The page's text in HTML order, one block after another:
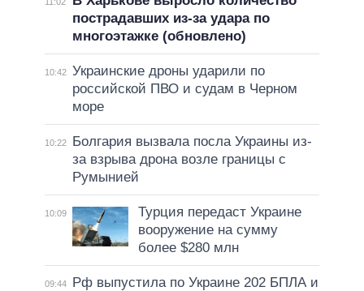
пострадавших из-за удара по
многоэтажке (обновлено)
10:42 Украинские дроны ударили по
российской ПВО и судам в Черном
море
10:22
Болгария вызвала посла Украины из-
за взрыва дрона возле границы с
Румынией
10:09
Турция передаст Украине
вооружение на сумму
более $280 млн
09:44
Рф выпустила по Украине 202 БПЛА и